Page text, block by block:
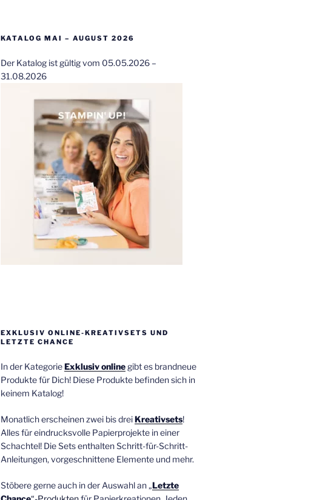
KATALOG MAI – AUGUST 2026
Der Katalog ist gültig vom 05.05.2026 –
31.08.2026
EXKLUSIV ONLINE-KREATIVSETS UND
LETZTE CHANCE
In der KategorieExklusiv onlinegibt es brandneue
Produkte für Dich! Diese Produkte befinden sich in
keinem Katalog!
Monatlich erscheinen zwei bis drei Kreativsets!
Alles für eindrucksvolle Papierprojekte in einer
Schachtel! Die Sets enthalten Schritt-für-Schritt-
Anleitungen, vorgeschnittene Elemente und mehr.
Stöbere gerne auch in der Auswahl an „Letzte